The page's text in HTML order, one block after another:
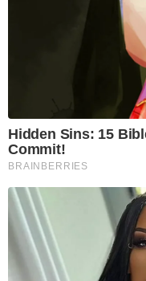
Hidden Sins: 15
Commit!
BRAINBERRIES